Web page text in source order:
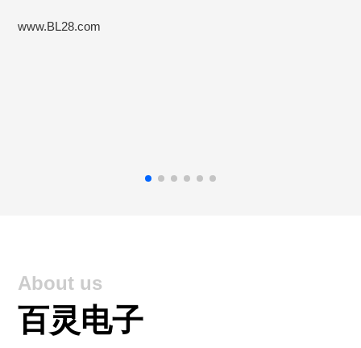
www.BL28.com
About us
百灵电子